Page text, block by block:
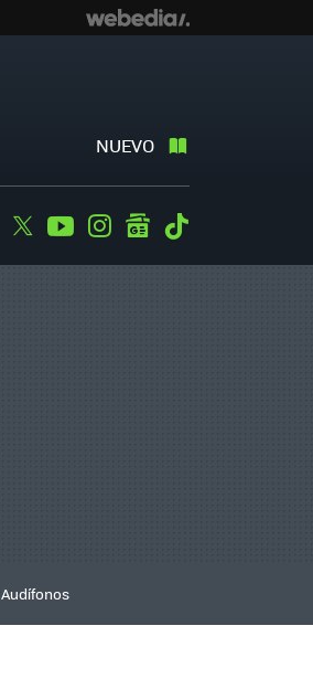
NUEVO
Facebook
TwitterYoutubeInstagramgooglenews
Audífonos